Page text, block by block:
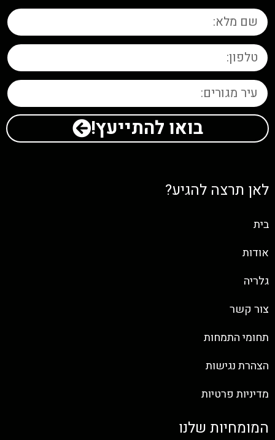
בואו להתייעץ!
לאן תרצה להגיע?
בית
אודות
גלריה
צור קשר
תחומי התמחות
הצהרת נגישות
מדיניות פרטיות
המומחיות שלנו